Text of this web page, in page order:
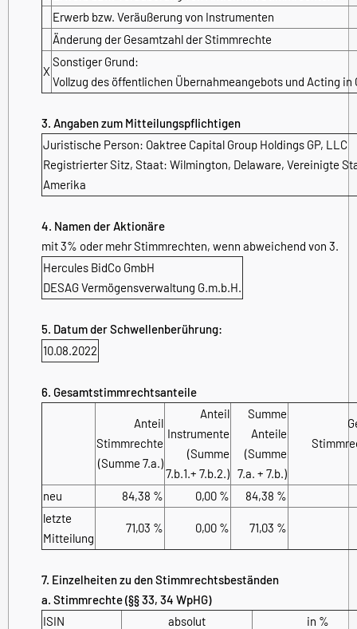
Erwerb bzw. Veräußerung von Instrumenten
Änderung der Gesamtzahl der Stimmrechte
X
Sonstiger Grund:
Vollzug des öffentlichen Übernahmeangebots und Acting in
3. Angaben zum Mitteilungspflichtigen
Juristische Person: Oaktree Capital Group Holdings GP, LLC
Registrierter Sitz, Staat: Wilmington, Delaware, Vereinigte
Amerika
4. Namen der Aktionäre
mit 3% oder mehr Stimmrechten, wenn abweichend von 3.
Hercules BidCo GmbH
DESAG Vermögensverwaltung G.m.b.H.
5. Datum der Schwellenberührung:
10.08.2022
6. Gesamtstimmrechtsanteile
Anteil
Stimmrechte
(Summe 7.a.)
Anteil
Instrumente
(Summe
7.b.1.+ 7.b.2.)
Summe
Anteile
(Summe
7.a. + 7.b.)
neu 84,38 % 0,00 %
84,38 %
letzte
Mitteilung
71,03 % 0,00 % 71,03 %
7. Einzelheiten zu den Stimmrechtsbeständen
a. Stimmrechte (§§ 33, 34 WpHG)
ISIN
absolut
in %